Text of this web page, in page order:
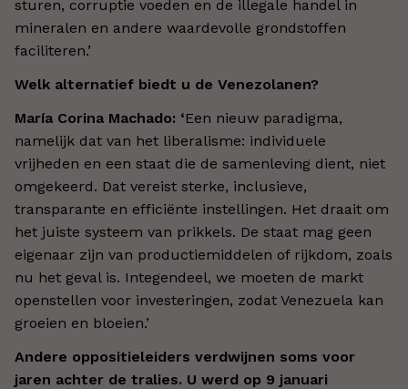
sturen, corruptie voeden en de illegale handel in
mineralen en andere waardevolle grondstoffen
faciliteren.’
Welk alternatief biedt u de Venezolanen?
María Corina Machado: ‘Een nieuw paradigma,
namelijk dat van het liberalisme: individuele
vrijheden en een staat die de samenleving dient, niet
omgekeerd. Dat vereist sterke, inclusieve,
transparante en efficiënte instellingen. Het draait om
het juiste systeem van prikkels. De staat mag geen
eigenaar zijn van productiemiddelen of rijkdom, zoals
nu het geval is. Integendeel, we moeten de markt
openstellen voor investeringen, zodat Venezuela kan
groeien en bloeien.’
Andere oppositieleiders verdwijnen soms voor
jaren achter de tralies. U werd op 9 januari